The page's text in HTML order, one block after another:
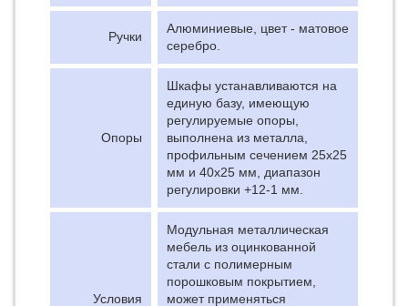
Ручки
Алюминиевые, цвет - матовое
серебро.
Опоры
Шкафы устанавливаются на
единую базу, имеющую
регулируемые опоры,
выполнена из металла,
профильным сечением 25х25
мм и 40х25 мм, диапазон
регулировки +12-1 мм.
Условия
Модульная металлическая
мебель из оцинкованной
стали с полимерным
порошковым покрытием,
может применяться